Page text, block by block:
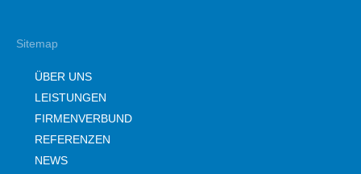
Sitemap
ÜBER UNS
LEISTUNGEN
FIRMENVERBUND
REFERENZEN
NEWS